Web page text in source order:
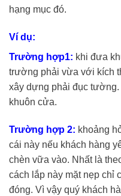
hạng mục đó.
Ví dụ:
Trường hợp1: khi đưa
trường phải vừa với kích
xây dựng phải đục
khuôn cửa.
Trường hợp 2: khoảng
cái này nếu khách hàng
chèn vữa vào. Nhất là
cách lắp này mặt nẹp chỉ
đóng. Vì vậy quý khách